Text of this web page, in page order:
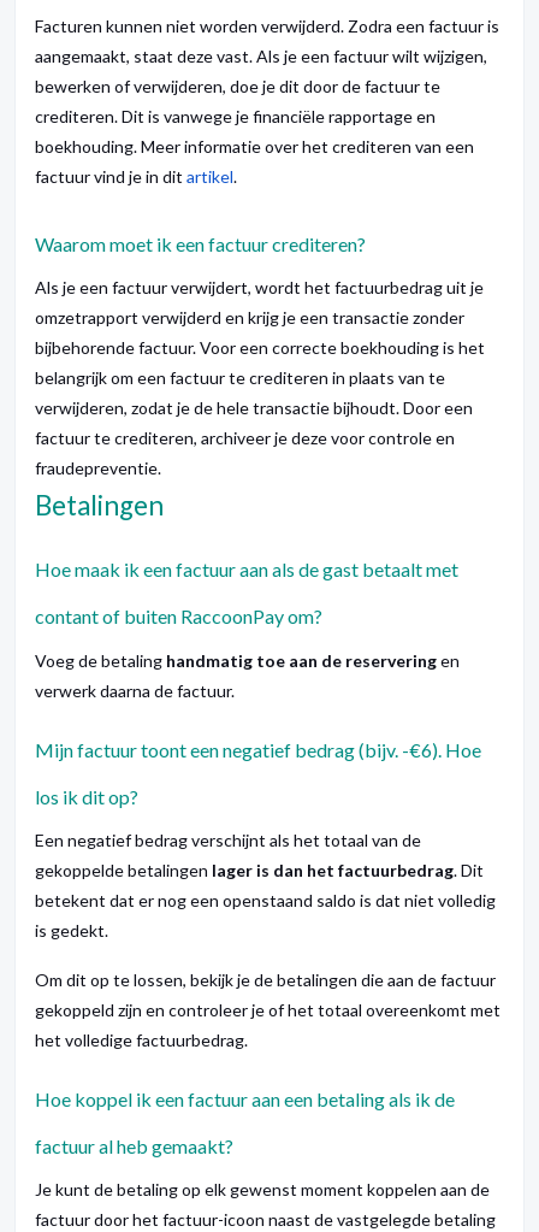
Facturen kunnen niet worden verwijderd. Zodra een factuur is
aangemaakt, staat deze vast. Als je een factuur wilt wijzigen,
bewerken of verwijderen, doe je dit door de factuur te
crediteren. Dit is vanwege je financiële rapportage en
boekhouding. Meer informatie over het crediteren van een
factuur vind je in dit artikel.
Waarom moet ik een factuur crediteren?
Als je een factuur verwijdert, wordt het factuurbedrag uit je
omzetrapport verwijderd en krijg je een transactie zonder
bijbehorende factuur. Voor een correcte boekhouding is het
belangrijk om een factuur te crediteren in plaats van te
verwijderen, zodat je de hele transactie bijhoudt. Door een
factuur te crediteren, archiveer je deze voor controle en
fraudepreventie.
Betalingen
Hoe maak ik een factuur aan als de gast betaalt met
contant of buiten RaccoonPay om?
Voeg de betaling handmatig toe aan de reserveringen
verwerk daarna de factuur.
Mijn factuur toont een negatief bedrag (bijv. -€6). Hoe
los ik dit op?
Een negatief bedrag verschijnt als het totaal van de
gekoppelde betalingen lager is dan het factuurbedrag. Dit
betekent dat er nog een openstaand saldo is dat niet volledig
is gedekt.
Om dit op te lossen, bekijk je de betalingen die aan de factuur
gekoppeld zijn en controleer je of het totaal overeenkomt met
het volledige factuurbedrag.
Hoe koppel ik een factuur aan een betaling als ik de
factuur al heb gemaakt?
Je kunt de betaling op elk gewenst moment koppelen aan de
factuur door het factuur-icoon naast de vastgelegde betaling